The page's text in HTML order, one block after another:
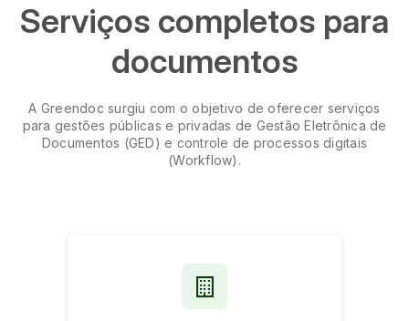
Serviços completos para
documentos
A Greendoc surgiu com o objetivo de oferecer serviços
para gestões públicas e privadas de Gestão Eletrônica de
Documentos (GED) e controle de processos digitais
(Workflow).